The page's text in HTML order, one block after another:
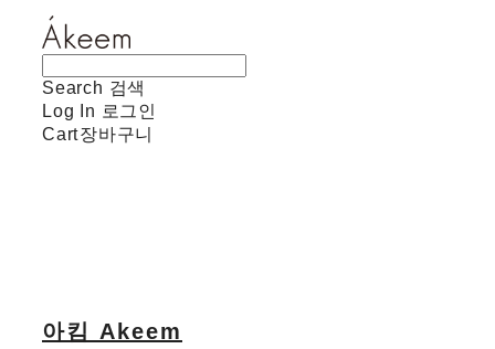
Search 검색
Log In 로그인
Cart장바구니
아킴 Akeem